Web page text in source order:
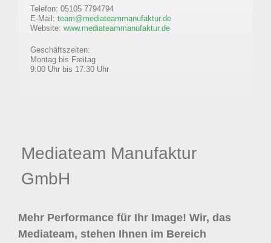
Telefon: 05105 7794794
E-Mail: team@mediateammanufaktur.de
Website: www.mediateammanufaktur.de
Geschäftszeiten:
Montag bis Freitag
9:00 Uhr bis 17:30 Uhr
Mediateam Manufaktur
GmbH
Mehr Performance für Ihr Image! Wir, das
Mediateam, stehen Ihnen im Bereich